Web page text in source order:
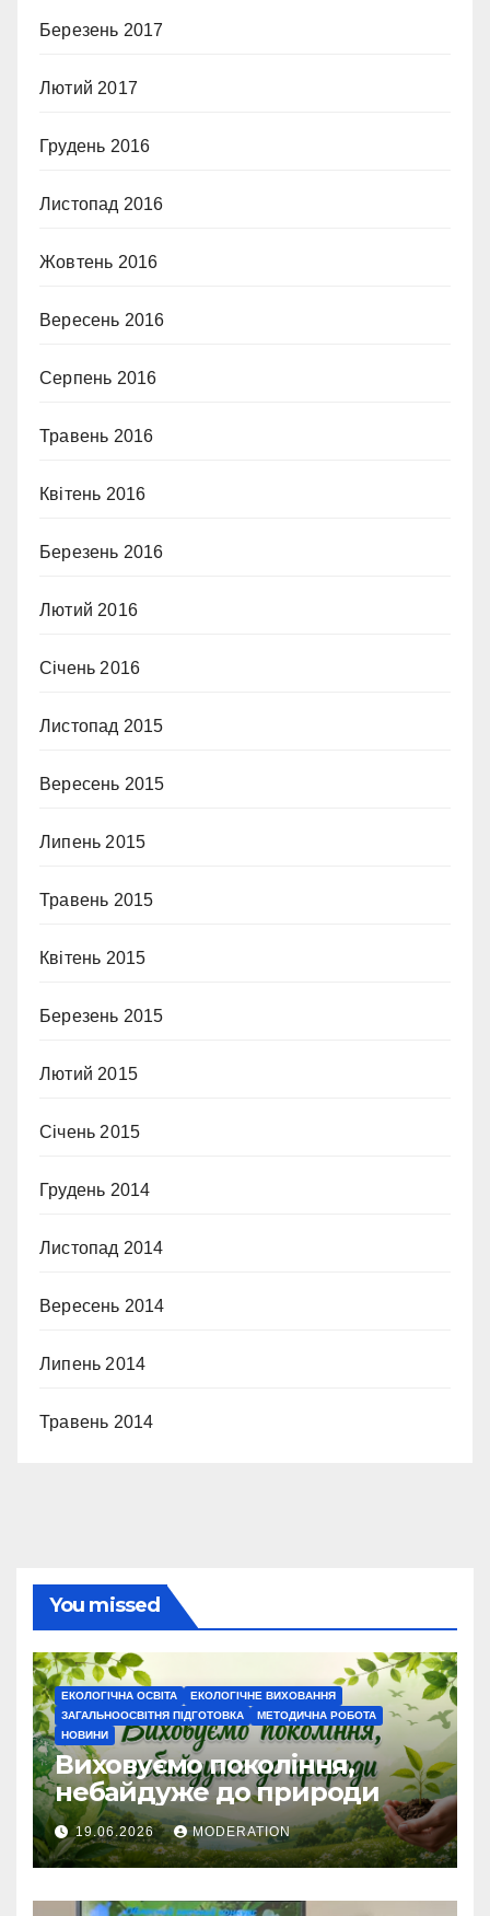
Березень 2017
Лютий 2017
Грудень 2016
Листопад 2016
Жовтень 2016
Вересень 2016
Серпень 2016
Травень 2016
Квітень 2016
Березень 2016
Лютий 2016
Січень 2016
Листопад 2015
Вересень 2015
Липень 2015
Травень 2015
Квітень 2015
Березень 2015
Лютий 2015
Січень 2015
Грудень 2014
Листопад 2014
Вересень 2014
Липень 2014
Травень 2014
You missed
ЕКОЛОГІЧНА ОСВІТА
ЕКОЛОГІЧНЕ ВИХОВАННЯ
ЗАГАЛЬНООСВІТНЯ ПІДГОТОВКА
МЕТОДИЧНА РОБОТА
НОВИНИ
Виховуємо покоління,
небайдуже до природи
19.06.2026 MODERATION